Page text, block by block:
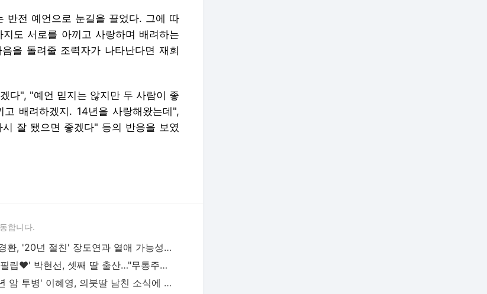
반전 예언으로 눈길을 끌었다. 그에 따
도 서로를 아끼고 사랑하며 배려하는
을 돌려줄 조력자가 나타난다면 재회
다", "예언 믿지는 않지만 두 사람이 좋
배려하겠지. 14년을 사랑해왔는데",
잘 됐으면 좋겠다" 등의 반응을 보였
합니다.
허경환, '20년 절친' 장도연과 열애 가능성..."키 큰 동생" [MHN:픽]
'이필립♥' 박현선, 셋째 딸 출산…"무통주사 못 맞고 자연분만" [MHN:피드]
'5년 암 투병' 이혜영, 의붓딸 남친 소식에 관심 폭발…"뽀뽀는 했냐" [MHN:피드]